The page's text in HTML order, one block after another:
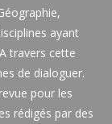
ayant
travers cette
de dialoguer.
pour les
rédigés par des